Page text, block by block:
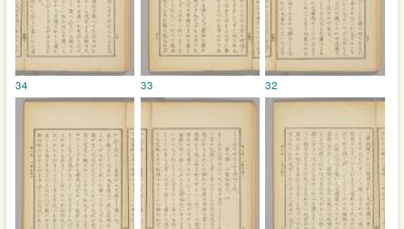
32
33
34